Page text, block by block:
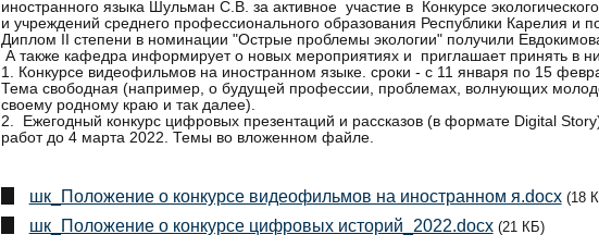
иностранного языка Шульман С.В. за активное участие в Конкурсе
и учреждений среднего профессионального образования Республики Карелия и
Диплом II степени в номинации "Острые проблемы экологии" получили
А также кафедра информирует о новых мероприятиях и приглашает принять в
1. Конкурсе видеофильмов на иностранном языке. сроки - с 11 января по 15
Тема свободная (например, о будущей профессии, проблемах, волнующих
своему родному краю и так далее).
2. Ежегодный конкурс цифровых презентаций и рассказов (в формате Digital
работ до 4 марта 2022. Темы во вложенном файле.
шк_Положение о конкурсе видеофильмов на иностранном я.docx (18
шк_Положение о конкурсе цифровых историй_2022.docx (21 КБ)